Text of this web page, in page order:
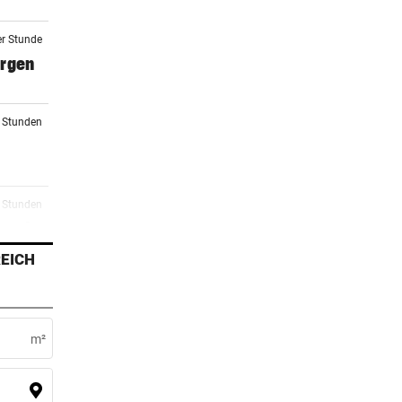
Stunde
zu
m²